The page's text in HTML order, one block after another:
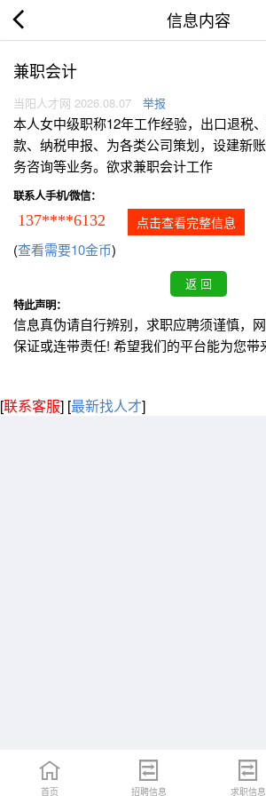
信息内容
兼职会计
当阳人才网 2026.08.07 举报
本人女中级职称12年工作经验，出口退税
款、纳税申报、为各类公司策划，设建新
务咨询等业务。欲求兼职会计工作
联系人手机/微信：
137****6132 点击查看完整信息
(查看需要10金币)
特此声明：
信息真伪请自行辨别，求职应聘须谨慎，
保证或连带责任! 希望我们的平台能为您带
[联系客服] [最新找人才]
首页 招聘信息 求职信息